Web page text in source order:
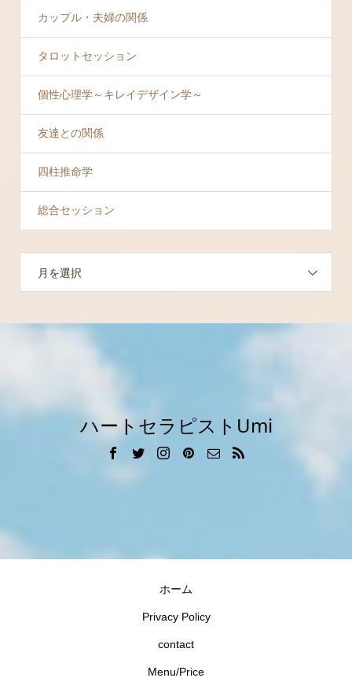
カップル・夫婦の関係
タロットセッション
個性心理学～キレイデザイン学～
友達との関係
四柱推命学
総合セッション
月を選択
ハートセラピストUmi
ホーム
Privacy Policy
contact
Menu/Price